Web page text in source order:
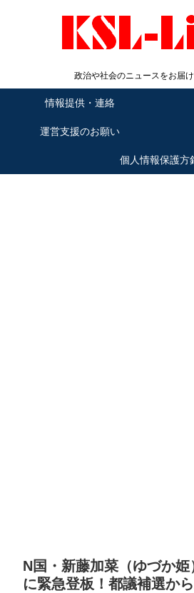
政治や社会のニュースをお届
情報提供・連絡
運営支援のお願い
個人情報保護方
N国・新藤加菜（ゆづか
に緊急登板！都議補選か